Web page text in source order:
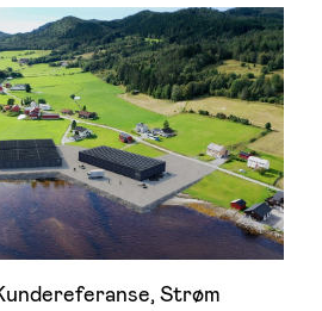
, Strøm